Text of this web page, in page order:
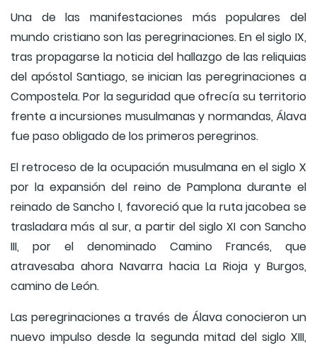
Una de las manifestaciones más populares del
mundo cristiano son las peregrinaciones. En el siglo IX,
tras propagarse la noticia del hallazgo de las reliquias
del apóstol Santiago, se inician las peregrinaciones a
Compostela. Por la seguridad que ofrecía su territorio
frente a incursiones musulmanas y normandas, Álava
fue paso obligado de los primeros peregrinos.
El retroceso de la ocupación musulmana en el siglo X
por la expansión del reino de Pamplona durante el
reinado de Sancho I, favoreció que la ruta jacobea se
trasladara más al sur, a partir del siglo XI con Sancho
III, por el denominado Camino Francés, que
atravesaba ahora Navarra hacia La Rioja y Burgos,
camino de León.
Las peregrinaciones a través de Álava conocieron un
nuevo impulso desde la segunda mitad del siglo XIII,